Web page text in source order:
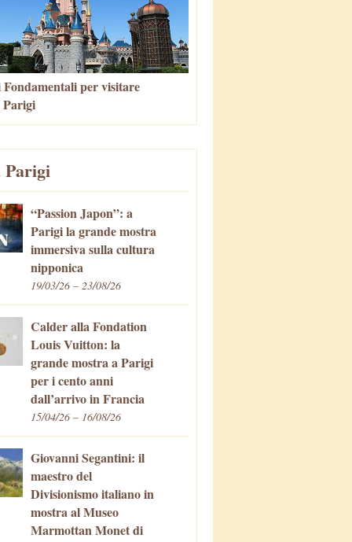
per visitare
Parigi
Parigi
“Passion Japon”: a
Parigi la grande mostra
immersiva sulla cultura
nipponica
19/03/26 – 23/08/26
Calder alla Fondation
Louis Vuitton: la
grande mostra a Parigi
per i cento anni
dall’arrivo in Francia
15/04/26 – 16/08/26
Giovanni Segantini: il
maestro del
Divisionismo italiano in
mostra al Museo
Marmottan Monet di